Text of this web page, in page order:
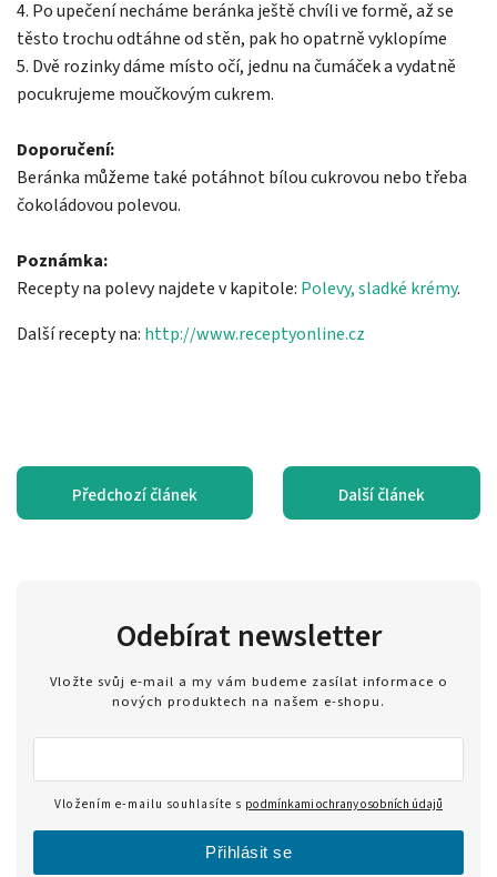
4. Po upečení necháme beránka ještě chvíli ve formě, až se
těsto trochu odtáhne od stěn, pak ho opatrně vyklopíme
5. Dvě rozinky dáme místo očí, jednu na čumáček a vydatně
pocukrujeme moučkovým cukrem.
Doporučení:
Beránka můžeme také potáhnot bílou cukrovou nebo třeba
čokoládovou polevou.
Poznámka:
Recepty na polevy najdete v kapitole: Polevy, sladké krémy.
Další recepty na: http://www.receptyonline.cz
Předchozí článek Další článek
Odebírat newsletter
Vložte svůj e-mail a my vám budeme zasílat informace o
nových produktech na našem e-shopu.
Vložením e-mailu souhlasíte s podmínkami ochrany osobních údajů
Přihlásit se